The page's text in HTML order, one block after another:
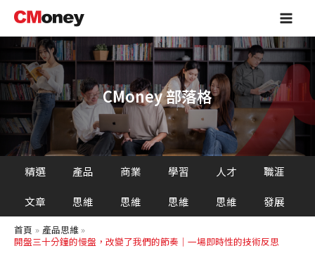
主
容
Main
CMoney 部落格
精選
文章
產品
思維
商業
思維
學習
思維
人才
思維
職涯
發展
首頁
產品思維
開盤三十分鐘的慢盤，改變了我們的節奏｜一場即時性的技術反思
尋